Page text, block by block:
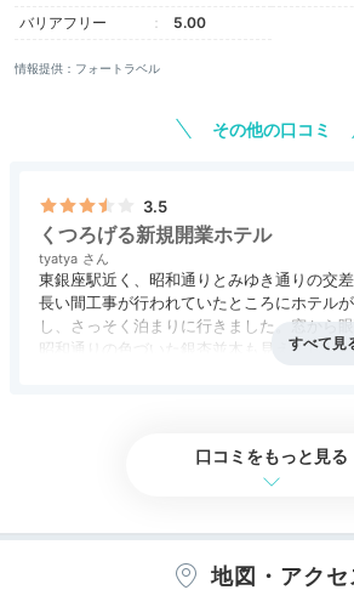
午後のティータイム
バー&ラウンジマグダレーナ
ピアノの澄んだ音色に包まれながら、
バリアフリー
5.00
情報提供：フォートラベル
その他の口コミ
3.5
くつろげる新規開業ホテル
tyatya
東銀座駅近く、昭和通りとみゆき通りの交差
長い間工事が行われていたところにホテル
し、さっそく泊まりに行きました。窓から
昭和通りの色づいた銀杏並木も見えました。
ゆっくりといただくことができました。
口コミをもっと見る
地図・アクセ